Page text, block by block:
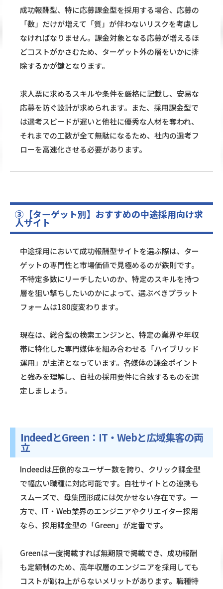
成功報酬型、特に応募課金型を採用する場合、応募の
「数」だけが増えて「質」が伴わないリスクを考慮し
なければなりません。課金対象となる応募が増えるほ
どコストがかさむため、ターゲット外の層をいかに排
除するかが鍵となります。
求人票に求めるスキルや条件を厳格に記載し、安易な
応募を防ぐ設計が求められます。また、採用課金型で
は選考スピードが遅いと他社に優秀な人材を奪われ、
それまでの工数が全て無駄になるため、社内の選考フ
ローを高速化させる必要があります。
③【ターゲット別】おすすめの中途採用向け求
人サイト
中途採用において成功報酬型サイトを選ぶ際は、ター
ゲットの専門性と市場価値で見極めるのが鉄則です。
不特定多数にリーチしたいのか、特定のスキルを持つ
層を狙い撃ちしたいのかによって、選ぶべきプラット
フォームは180度変わります。
現在は、総合型の検索エンジンと、特定の業界や年収
帯に特化した専門媒体を組み合わせる「ハイブリッド
運用」が主流となっています。各媒体の課金ポイント
と強みを理解し、自社の採用要件に合致するものを選
定しましょう。
IndeedとGreen：IT・Webと広域集客の両
立
Indeedは圧倒的なユーザー数を誇り、クリック課金型
で幅広い職種に対応可能です。自社サイトとの連携も
スムーズで、母集団形成には欠かせない存在です。一
方で、IT・Web業界のエンジニアやクリエイター採用
なら、採用課金型の「Green」が定番です。
Greenは一度掲載すれば無期限で掲載でき、成功報酬
も定額制のため、高年収層のエンジニアを採用しても
コストが跳ね上がらないメリットがあります。職種特